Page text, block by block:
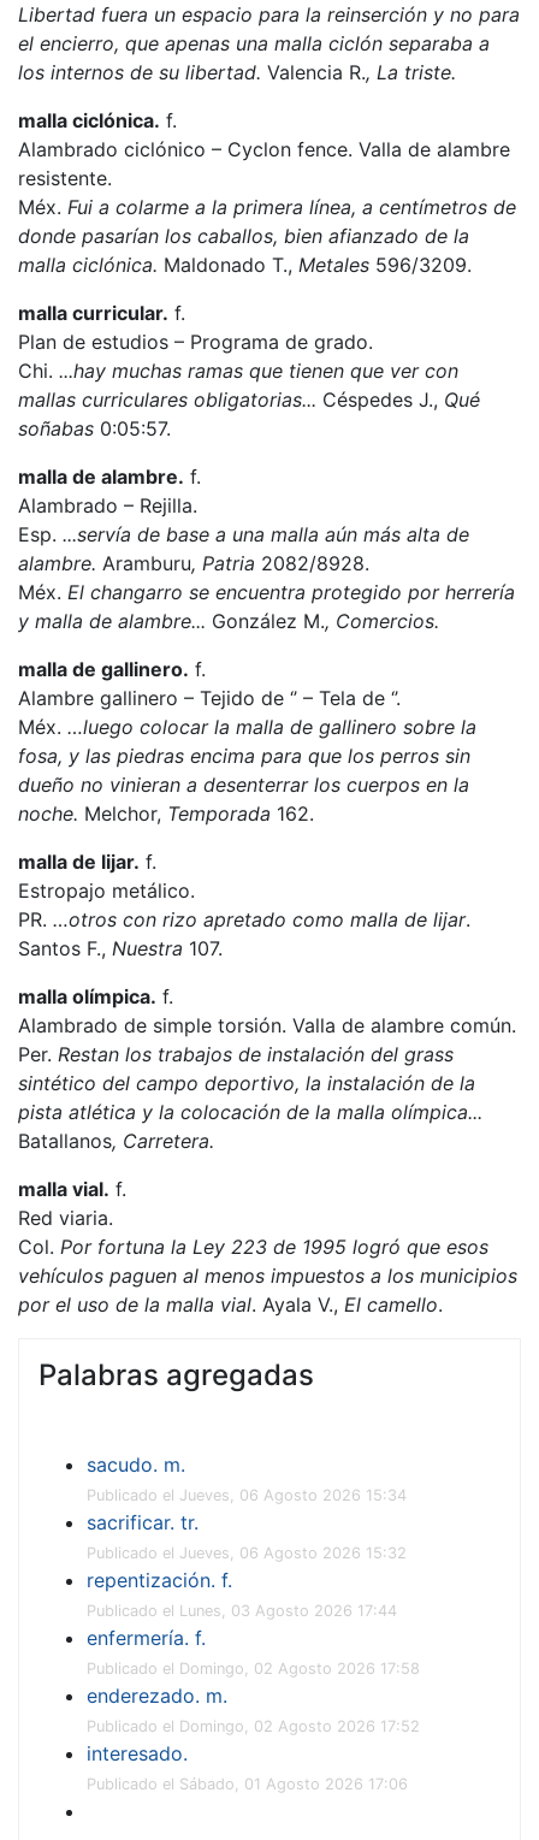
Libertad fuera un espacio para la reinserción y no para
el encierro, que apenas una malla ciclón separaba a
los internos de su libertad. Valencia R., La triste.
malla ciclónica. f.
Alambrado ciclónico – Cyclon fence. Valla de alambre
resistente.
Méx. Fui a colarme a la primera línea, a centímetros de
donde pasarían los caballos, bien afianzado de la
malla ciclónica. Maldonado T., Metales 596/3209.
malla curricular. f.
Plan de estudios – Programa de grado.
Chi. ...hay muchas ramas que tienen que ver con
mallas curriculares obligatorias... Céspedes J., Qué
soñabas 0:05:57.
malla de alambre. f.
Alambrado – Rejilla.
Esp. ...servía de base a una malla aún más alta de
alambre. Aramburu, Patria 2082/8928.
Méx. El changarro se encuentra protegido por herrería
y malla de alambre... González M., Comercios.
malla de gallinero. f.
Alambre gallinero – Tejido de ‘’ – Tela de ‘’.
Méx. …luego colocar la malla de gallinero sobre la
fosa, y las piedras encima para que los perros sin
dueño no vinieran a desenterrar los cuerpos en la
noche. Melchor, Temporada 162.
malla de lijar. f.
Estropajo metálico.
PR. …otros con rizo apretado como malla de lijar.
Santos F., Nuestra 107.
malla olímpica. f.
Alambrado de simple torsión. Valla de alambre común.
Per. Restan los trabajos de instalación del grass
sintético del campo deportivo, la instalación de la
pista atlética y la colocación de la malla olímpica...
Batallanos, Carretera.
malla vial. f.
Red viaria.
Col. Por fortuna la Ley 223 de 1995 logró que esos
vehículos paguen al menos impuestos a los municipios
por el uso de la malla vial. Ayala V., El camello.
Palabras agregadas
sacudo. m.
Publicado el Jueves, 06 Agosto 2026 15:34
sacrificar. tr.
Publicado el Jueves, 06 Agosto 2026 15:32
repentización. f.
Publicado el Lunes, 03 Agosto 2026 17:44
enfermería. f.
Publicado el Domingo, 02 Agosto 2026 17:58
enderezado. m.
Publicado el Domingo, 02 Agosto 2026 17:52
interesado.
Publicado el Sábado, 01 Agosto 2026 17:06